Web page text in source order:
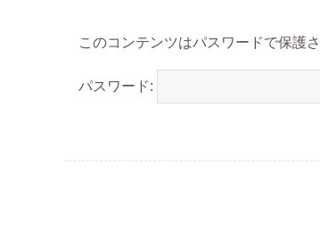
このコンテンツはパスワードで保護
パスワード: